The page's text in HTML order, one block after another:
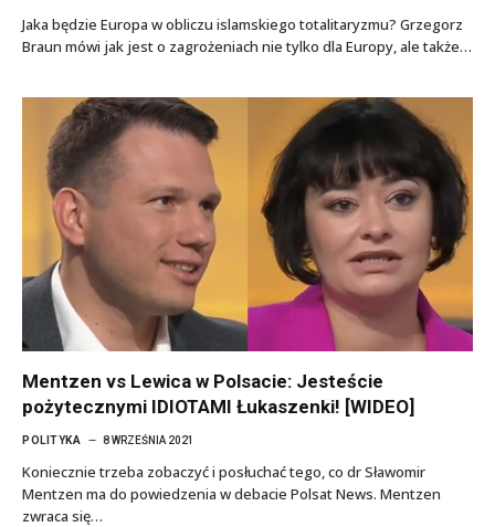
Jaka będzie Europa w obliczu islamskiego totalitaryzmu? Grzegorz
Braun mówi jak jest o zagrożeniach nie tylko dla Europy, ale także…
Mentzen vs Lewica w Polsacie: Jesteście
pożytecznymi IDIOTAMI Łukaszenki! [WIDEO]
POLITYKA 8 WRZEŚNIA 2021
Koniecznie trzeba zobaczyć i posłuchać tego, co dr Sławomir
Mentzen ma do powiedzenia w debacie Polsat News. Mentzen
zwraca się…